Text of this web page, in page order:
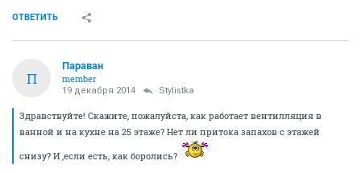
ОТВЕТИТЬ
П
Параван
member
19 декабря 2014 Stylistka
Здравствуйте! Скажите, пожалуйста, как работает вентилляция в
ванной и на кухне на 25 этаже? Нет ли притока запахов с этажей
снизу? И ,если есть, как боролись?